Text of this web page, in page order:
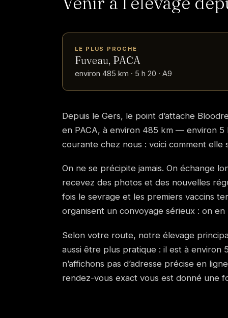
LE PLUS PROCHE
Fuveau, PACA
environ 485 km · 5 h 20 · A9
Depuis le Gers, le point d’attache
en PACA, à environ 485 km — environ 5
courante chez nous : voici comment elle
On ne se précipite jamais. On échange
recevez des photos et des nouvelles
fois le sevrage et les premiers vaccins
organisent un convoyage sérieux : on
Selon votre route, notre élevage
aussi être plus pratique : il est à environ
n’affichons pas d’adresse précise en
rendez-vous exact vous est donné une